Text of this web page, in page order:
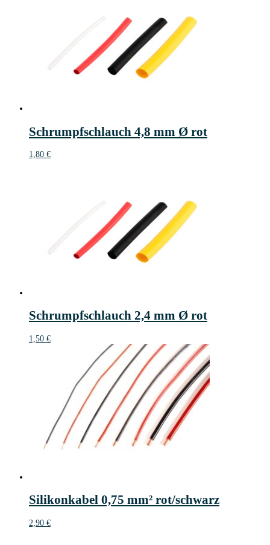
Schrumpfschlauch 4,8 mm Ø rot
1,80 €
Schrumpfschlauch 2,4 mm Ø rot
1,50 €
Silikonkabel 0,75 mm² rot/schwarz
2,90 €